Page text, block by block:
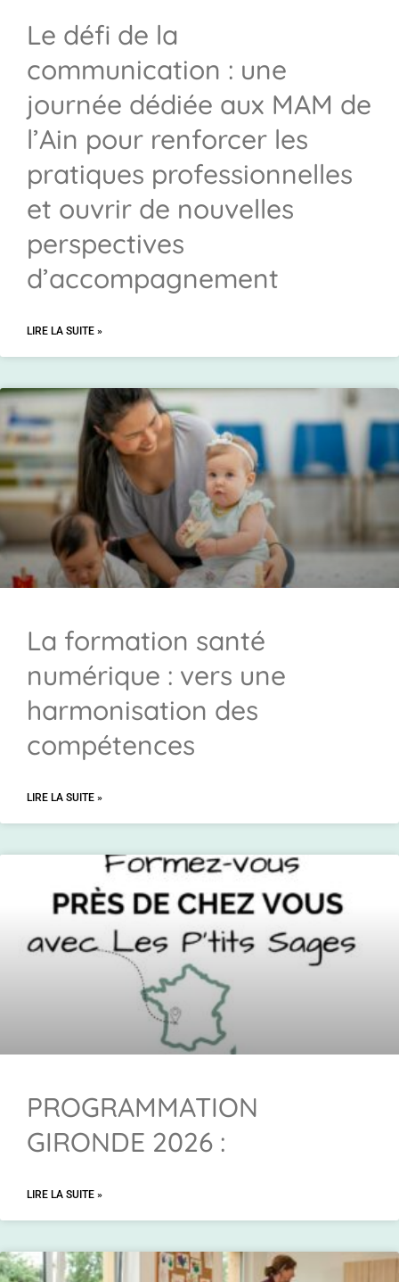
Le défi de la
communication : une
journée dédiée aux MAM de
l’Ain pour renforcer les
pratiques professionnelles
et ouvrir de nouvelles
perspectives
d’accompagnement
LIRE LA SUITE »
La formation santé
numérique : vers une
harmonisation des
compétences
LIRE LA SUITE »
PROGRAMMATION
GIRONDE 2026 :
LIRE LA SUITE »